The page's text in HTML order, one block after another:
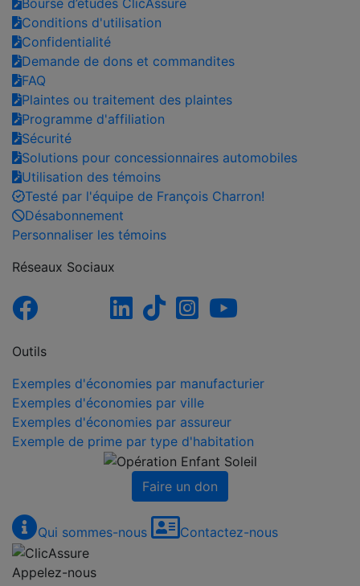
Conditions d'utilisation
Confidentialité
Demande de dons et commandites
FAQ
Plaintes ou traitement des plaintes
Programme d'affiliation
Sécurité
Solutions pour concessionnaires automobiles
Utilisation des témoins
Testé par l'équipe de François Charron!
Désabonnement
Personnaliser les témoins
Réseaux Sociaux
Outils
Exemples d'économies par manufacturier
Exemples d'économies par ville
Exemples d'économies par assureur
Exemple de prime par type d'habitation
Faire un don
Qui sommes-nous Contactez-nous
Appelez-nous